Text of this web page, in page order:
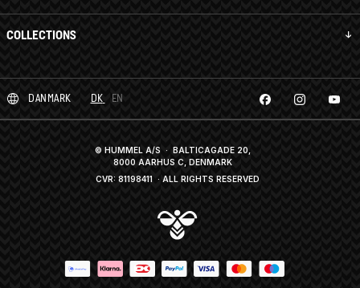
COLLECTIONS
DANMARK DK EN
© HUMMEL A/S · BALTICAGADE 20,
8000 AARHUS C, DENMARK
CVR: 81198411 · ALL RIGHTS RESERVED